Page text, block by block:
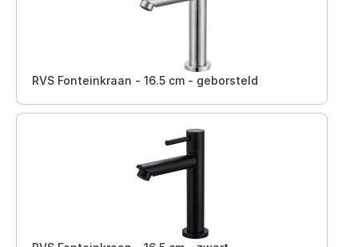
RVS Fonteinkraan - 16.5 cm - geborsteld